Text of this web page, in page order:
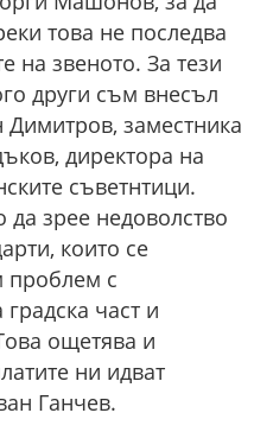
това не последва
на звеното. За тези
други съм внесъл
Димитров, заместника
директора на
съветнтици.
зрее недоволство
които се
проблем с
част и
ощетява и
ни идват
Ганчев.